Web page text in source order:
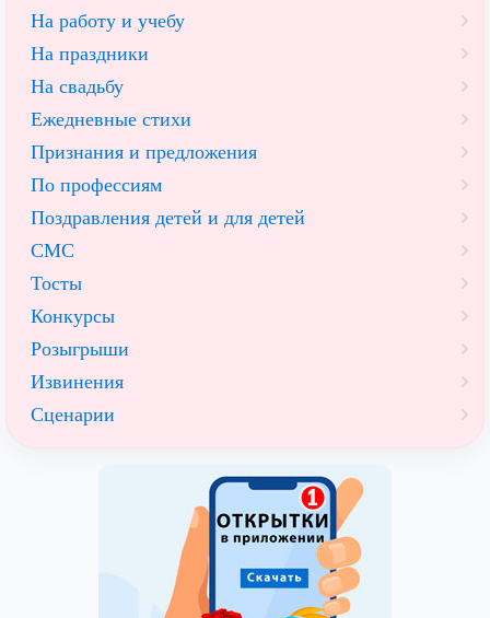
На работу и учебу
На праздники
На свадьбу
Ежедневные стихи
Признания и предложения
По профессиям
Поздравления детей и для детей
СМС
Тосты
Конкурсы
Розыгрыши
Извинения
Сценарии